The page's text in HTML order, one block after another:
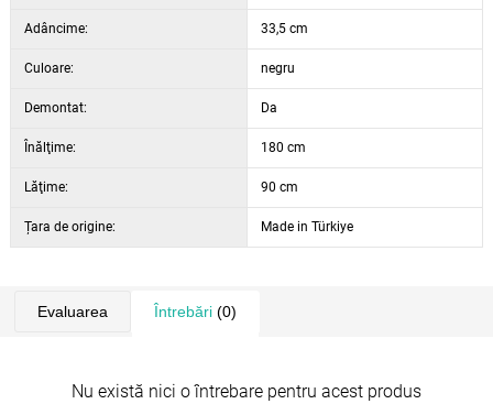
Adâncime: 33,5 cm
Culoare: negru
Demontat: Da
Înălţime: 180 cm
Lăţime: 90 cm
Țara de origine: Made in Türkiye
Evaluarea Întrebări(0)
Nu există nici o întrebare pentru acest produs